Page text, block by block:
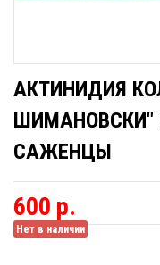
АКТИНИДИЯ
ШИМАНОВСКИ"
САЖЕНЦЫ
600 р.
Нет в наличии